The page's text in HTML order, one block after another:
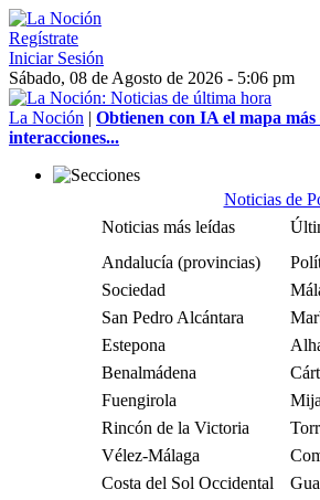
Regístrate
Iniciar Sesión
Sábado, 08 de Agosto de 2026 - 5:06 pm
La Noción | Obtienen con IA el mapa más
interacciones...
Noticias de
Noticias más leídas
Andalucía (provincias)
Sociedad
San Pedro Alcántara
Estepona
Benalmádena
Fuengirola
Rincón de la Victoria
Vélez-Málaga
Costa del Sol Occidental